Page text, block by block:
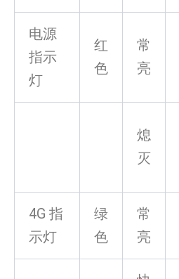
电源
指示
灯
红
色
常
亮
熄
灭
4G 指
示灯
绿
色
常
亮